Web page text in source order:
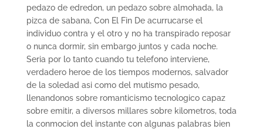
pedazo de edredon, un pedazo sobre almohada, la
pizca de sabana, Con El Fin De acurrucarse el
individuo contra y el otro y no ha transpirado reposar
o nunca dormir, sin embargo juntos y cada noche.
Seri­a por lo tanto cuando tu telefono interviene,
verdadero heroe de los tiempos modernos, salvador
de la soledad asi­ como del mutismo pesado,
llenandonos sobre romanticismo tecnologico capaz
sobre emitir, a diversos millares sobre kilometros, toda
la conmocion del instante con algunas palabras bien